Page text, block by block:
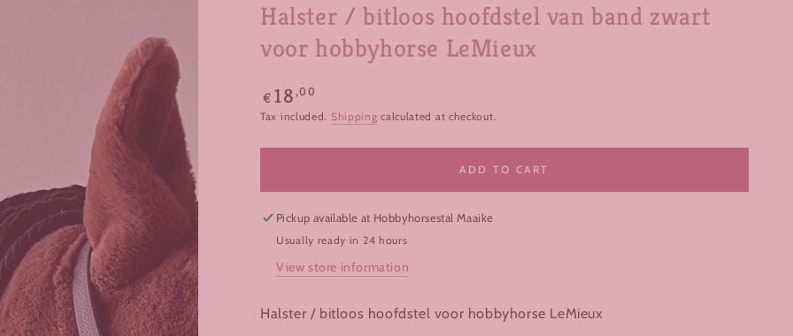
Halster / bitloos hoofdstel van band zwart
voor hobbyhorse LeMieux
Regular
price
€ 18 ,00
Tax included. Shipping calculated at checkout.
ADD TO CART
Pickup available at Hobbyhorsestal Maaike
Usually ready in 24 hours
View store information
Halster / bitloos hoofdstel voor hobbyhorse LeMieux